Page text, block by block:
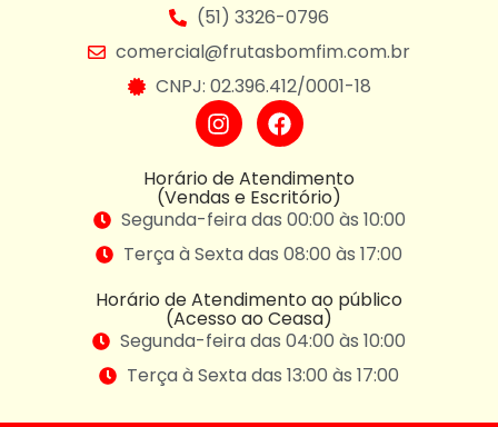
(51) 3326-0796
comercial@frutasbomfim.com.br
CNPJ: 02.396.412/0001-18
Horário de Atendimento
(Vendas e Escritório)
Segunda-feira das 00:00 às 10:00
Terça à Sexta das 08:00 às 17:00
Horário de Atendimento ao público
(Acesso ao Ceasa)
Segunda-feira das 04:00 às 10:00
Terça à Sexta das 13:00 às 17:00